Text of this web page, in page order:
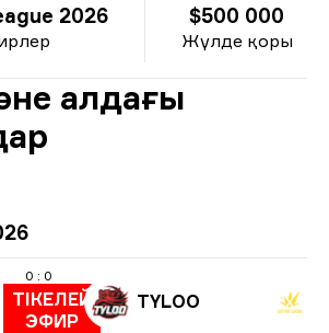
2026
Жүлде қоры
$500 000
алдағы
0 : 0
ТІКЕЛЕЙ
ЭФИР
TYLOO